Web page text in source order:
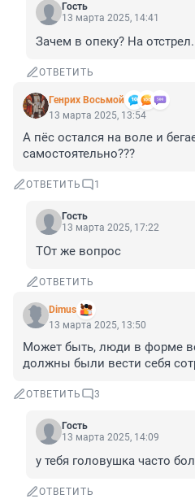
Гость
13 марта 2025, 14:41
Зачем в опеку? На отстрел.
ОТВЕТИТЬ
Генрих Восьмой
13 марта 2025, 13:54
А пёс остался на воле и
самостоятельно???
ОТВЕТИТЬ 1
Гость
13 марта 2025, 17:22
ТОт же вопрос
ОТВЕТИТЬ
Dimus
13 марта 2025, 13:50
Может быть, люди в форме
должны были вести себя
ОТВЕТИТЬ 3
Гость
13 марта 2025, 14:09
у тебя головушка часто
ОТВЕТИТЬ